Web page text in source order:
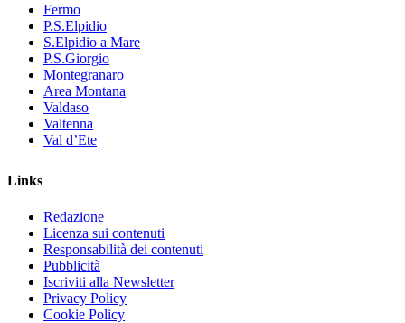
Fermo
P.S.Elpidio
S.Elpidio a Mare
P.S.Giorgio
Montegranaro
Area Montana
Valdaso
Valtenna
Val d’Ete
Links
Redazione
Licenza sui contenuti
Responsabilità dei contenuti
Pubblicità
Iscriviti alla Newsletter
Privacy Policy
Cookie Policy